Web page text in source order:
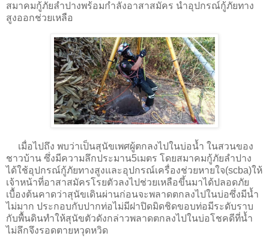
สมาคมกู้ภัยลำปางพร้อมกำลังอาสาสมัคร นำอุปกรณ์กู้ภัยทาง
สูงออกช่วยเหลือ
เมื่อไปถึง พบว่าเป็นสุนัขเพศผู้ตกลงไปในบ่อน้ำ ในสวนของ
ชาวบ้าน ซึ่งมีความลึกประมาน5เมตร โดยสมาคมกู้ภัยลำปาง
ได้ใช้อุปกรณ์กู้ภัยทางสูงและอุปกรณ์เครื่องช่วยหายใจ(scba)ให้
เจ้าหน้าที่อาสาสมัครโรยตัวลงไปช่วยเหลือขึ้นมาได้ปลอดภัย
เบื้องต้นคาดว่าสุนัขเดินผ่านก่อนจะพลาดตกลงไปในบ่อซึ่งมีน้ำ
ไม่มาก ประกอบกับปากท่อไม่มีฝาปิดมิดชิดขอบท่อมีระดับราบ
กับพื้นดินทำให้สุนัขตัวดังกล่าวพลาดตกลงไปในบ่อโชคดีที่น้ำ
ไม่ลึกจึงรอดตายหวุดหวิด